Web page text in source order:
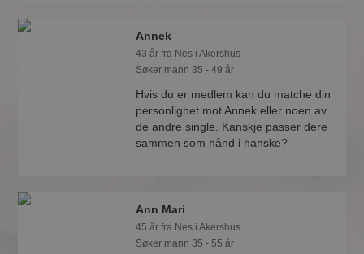
Annek
43 år fra Nes i Akershus
Søker mann 35 - 49 år
Hvis du er medlem kan du matche din
personlighet mot Annek eller noen av
de andre single. Kanskje passer dere
sammen som hånd i hanske?
Ann Mari
45 år fra Nes i Akershus
Søker mann 35 - 55 år